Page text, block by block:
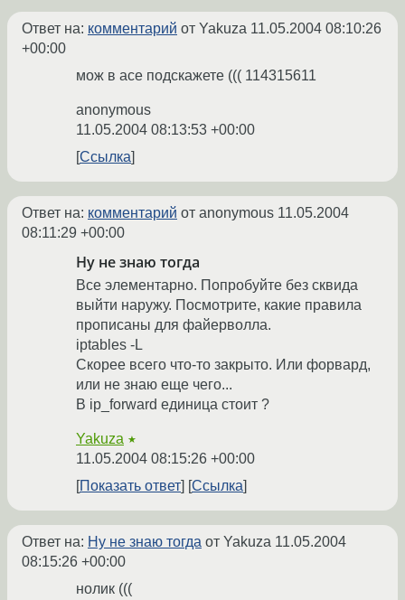
Ответ на: комментарий от Yakuza 11.05.2004 08:10:26
+00:00
мож в асе подскажете ((( 114315611
anonymous
11.05.2004 08:13:53 +00:00
Ссылка
Ответ на: комментарий от anonymous 11.05.2004
08:11:29 +00:00
Ну не знаю тогда
Все элементарно. Попробуйте без сквида
выйти наружу. Посмотрите, какие правила
прописаны для файерволла.
iptables -L
Скорее всего что-то закрыто. Или форвард,
или не знаю еще чего...
В ip_forward единица стоит ?
Yakuza ★
11.05.2004 08:15:26 +00:00
Показать ответ
Ссылка
Ответ на: Ну не знаю тогда от Yakuza 11.05.2004
08:15:26 +00:00
нолик (((